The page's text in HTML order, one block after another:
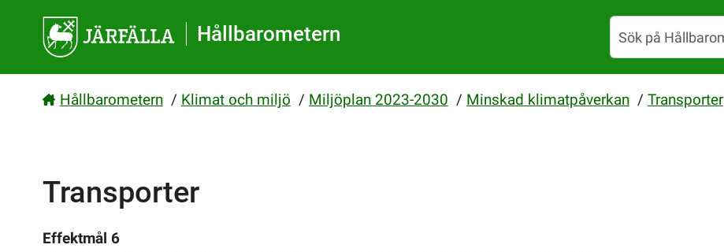
Hållbarometern
Hållbarometern / Klimat och miljö / Miljöplan 2023-2030 / Minskad klimatpåverkan / Transporter
Transporter
Effektmål 6